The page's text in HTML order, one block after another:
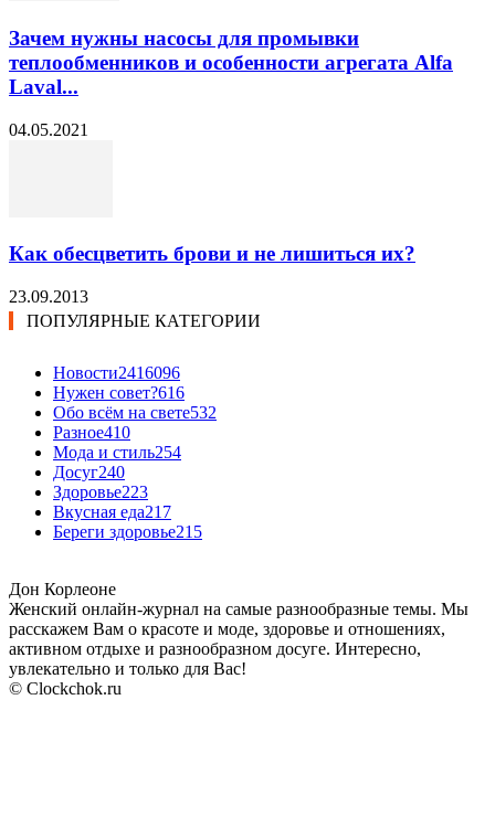
Зачем нужны насосы для промывки
теплообменников и особенности агрегата Alfa
Laval...
04.05.2021
Как обесцветить брови и не лишиться их?
23.09.2013
ПОПУЛЯРНЫЕ КАТЕГОРИИ
Новости2416096
Нужен совет?616
Обо всём на свете532
Разное410
Мода и стиль254
Досуг240
Здоровье223
Вкусная еда217
Береги здоровье215
Дон Корлеоне
Женский онлайн-журнал на самые разнообразные темы. Мы
расскажем Вам о красоте и моде, здоровье и отношениях,
активном отдыхе и разнообразном досуге. Интересно,
увлекательно и только для Вас!
© Clockchok.ru